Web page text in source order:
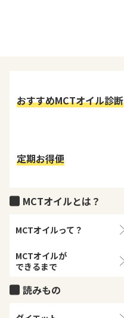
おすすめMCTオイル診断
定期お得便
MCTオイルとは？
MCTオイルって？
MCTオイルが
できるまで
読みもの